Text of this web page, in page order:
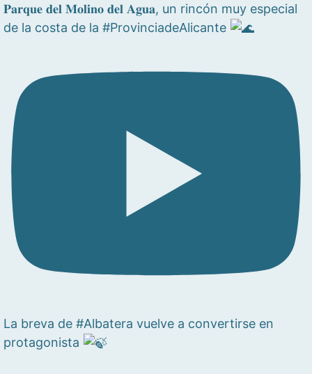
𝐏𝐚𝐫𝐪𝐮𝐞 𝐝𝐞𝐥 𝐌𝐨𝐥𝐢𝐧𝐨 𝐝𝐞𝐥 𝐀𝐠𝐮𝐚, un rincón muy especial
de la costa de la #ProvinciadeAlicante
La breva de #Albatera vuelve a convertirse en
protagonista